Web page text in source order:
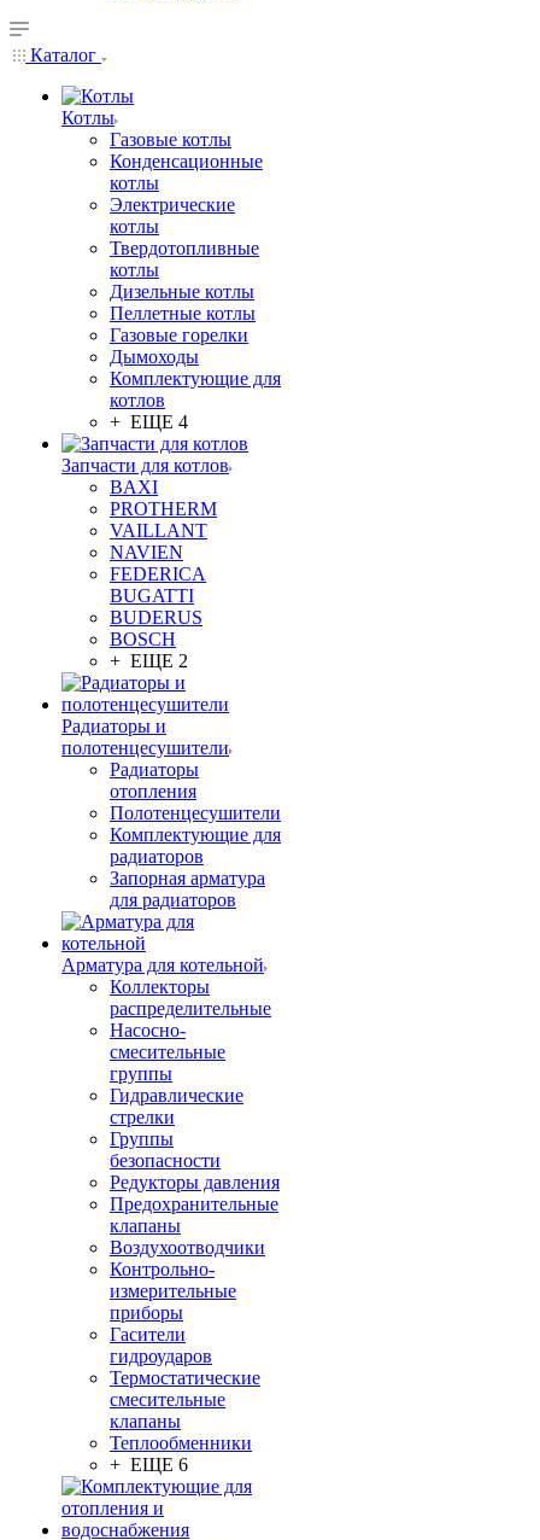
Каталог
Котлы
Газовые котлы
Конденсационные
котлы
Электрические
котлы
Твердотопливные
котлы
Дизельные котлы
Пеллетные котлы
Газовые горелки
Дымоходы
Комплектующие для
котлов
+ ЕЩЕ 4
Запчасти для котлов
BAXI
PROTHERM
VAILLANT
NAVIEN
FEDERICA
BUGATTI
BUDERUS
BOSCH
+ ЕЩЕ 2
Радиаторы и
полотенцесушители
Радиаторы
отопления
Полотенцесушители
Комплектующие для
радиаторов
Запорная арматура
для радиаторов
Арматура для котельной
Коллекторы
распределительные
Насосно-
смесительные
группы
Гидравлические
стрелки
Группы
безопасности
Редукторы давления
Предохранительные
клапаны
Воздухоотводчики
Контрольно-
измерительные
приборы
Гасители
гидроударов
Термостатические
смесительные
клапаны
Теплообменники
+ ЕЩЕ 6